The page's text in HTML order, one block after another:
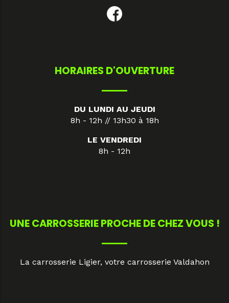
HORAIRES D'OUVERTURE
DU LUNDI AU JEUDI
8h - 12h // 13h30 à 18h
LE VENDREDI
8h - 12h
UNE CARROSSERIE PROCHE DE CHEZ VOUS !
La carrosserie Ligier, votre carrosserie Valdahon